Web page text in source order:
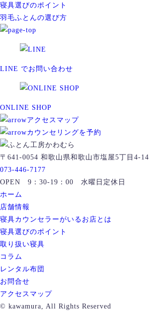
寝具選びのポイント
羽毛ふとんの選び方
LINE でお問い合わせ
ONLINE SHOP
アクセスマップ
カウンセリングを予約
〒641-0054 和歌山県和歌山市塩屋5丁目4-14
073-446-7177
OPEN 9：30-19：00 水曜日定休日
ホーム
店舗情報
寝具カウンセラーがいるお店とは
寝具選びのポイント
取り扱い寝具
コラム
レンタル布団
お問合せ
アクセスマップ
© kawamura, All Rights Reserved